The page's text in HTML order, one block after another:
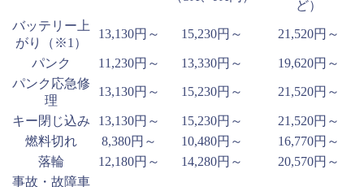
ど）
バッテリー上
がり（※1）
13,130円～ 15,230円～ 21,520円～
パンク 11,230円～ 13,330円～
19,620円～
パンク応急修
理
13,130円～ 15,230円～ 21,520円～
キー閉じ込み 13,130円～ 15,230円～
21,520円～
燃料切れ
8,380円～ 10,480円～
16,770円～
落輪
12,180円～ 14,280円～
20,570円～
事故・故障車